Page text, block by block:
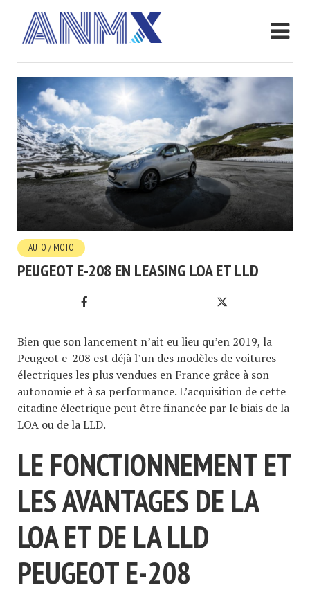
AUTO / MOTO
PEUGEOT E-208 EN LEASING LOA ET LLD
Bien que son lancement n’ait eu lieu qu’en 2019, la
Peugeot e-208 est déjà l’un des modèles de voitures
électriques les plus vendues en France grâce à son
autonomie et à sa performance. L’acquisition de cette
citadine électrique peut être financée par le biais de la
LOA ou de la LLD.
LE FONCTIONNEMENT ET
LES AVANTAGES DE LA
LOA ET DE LA LLD
PEUGEOT E-208